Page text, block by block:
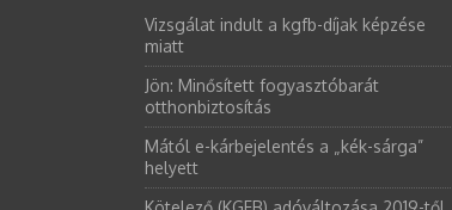
Vizsgálat indult a kgfb-díjak képzése
miatt
Jön: Minősített fogyasztóbarát
otthonbiztosítás
Mától e-kárbejelentés a „kék-sárga”
helyett